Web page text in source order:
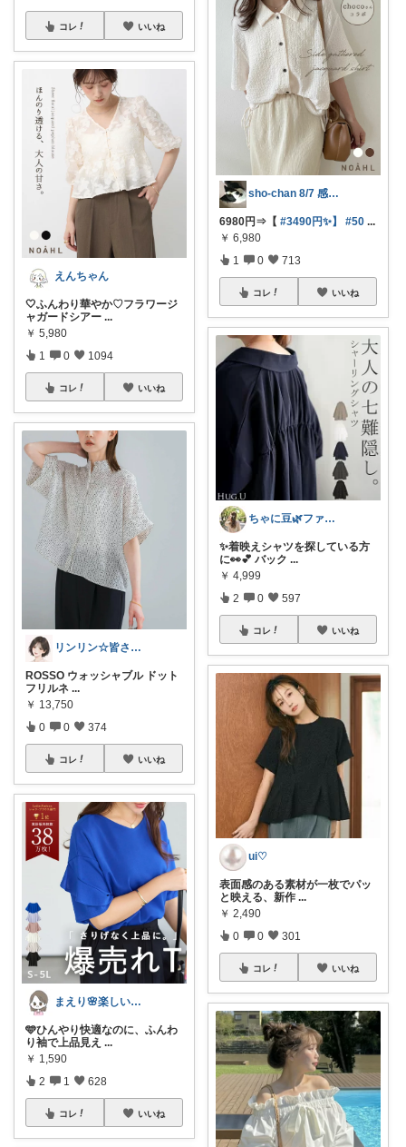
コレ いいね
えんちゃん
🤍ふんわり華やか♡フラワージ
ャガードシアー ...
￥ 5,980
1 0 1094
コレ いいね
リンリン☆皆さんありがとう
ROSSO ウォッシャブル ドット
フリルネ ...
￥ 13,750
0 0 374
コレ いいね
まえり🌸楽しい暮らし🍀
🩵ひんやり快適なのに、ふんわ
り袖で上品見え ...
￥ 1,590
2 1 628
コレ いいね
sho-chan 8/7 感謝🩷
6980円⇒【 #3490円✨️】 #50 ...
￥ 6,980
1 0 713
コレ いいね
ちゃに豆🌿ファッション好き✨
✨着映えシャツを探している方
に👀💕 バック ...
￥ 4,999
2 0 597
コレ いいね
ui♡
表面感のある素材が一枚でパッ
と映える、新作 ...
￥ 2,490
0 0 301
コレ いいね